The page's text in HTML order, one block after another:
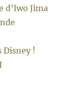
d’Iwo Jima
Disney !